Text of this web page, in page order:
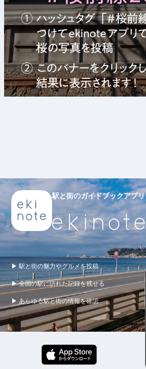
駅と街のガイドブックアプリ
▶ 駅と街の魅力やグルメを投稿
▶ 全国の駅に訪れた記録を残せる
▶ あらゆる駅と街の情報を確認